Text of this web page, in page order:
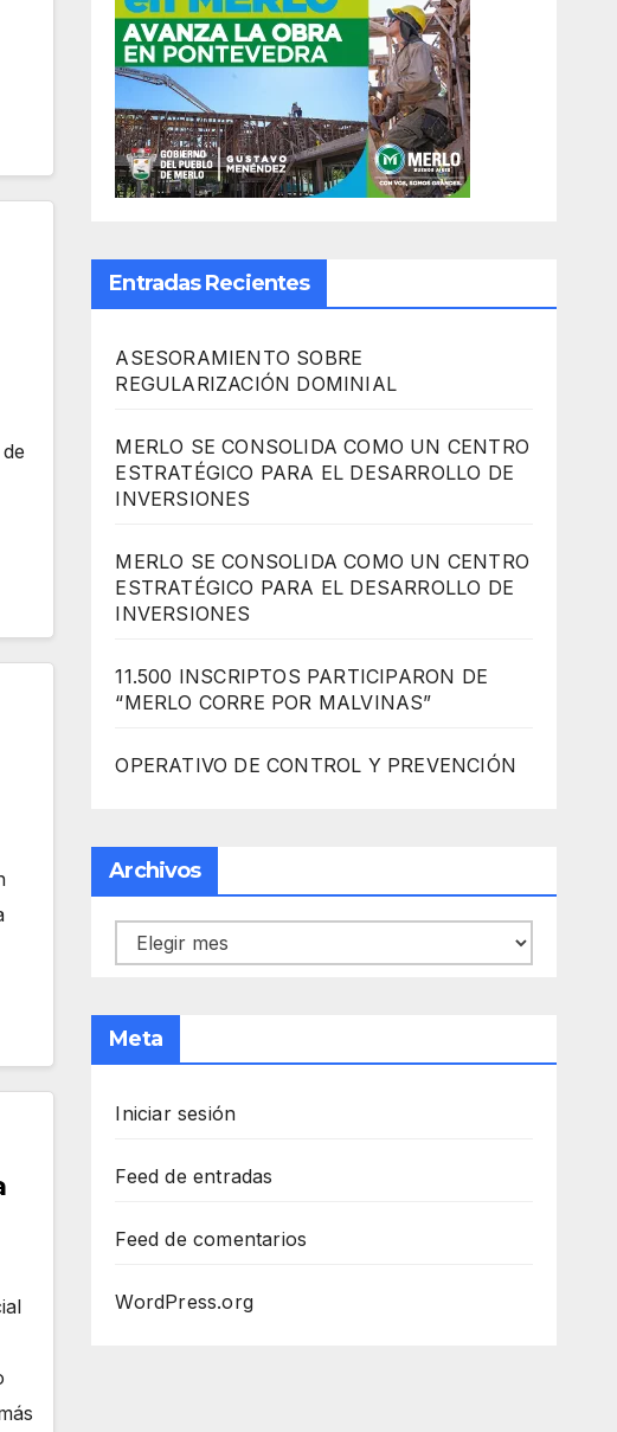
Entradas Recientes
ASESORAMIENTO SOBRE
REGULARIZACIÓN DOMINIAL
MERLO SE CONSOLIDA COMO UN CENTRO
ESTRATÉGICO PARA EL DESARROLLO DE
INVERSIONES
MERLO SE CONSOLIDA COMO UN CENTRO
ESTRATÉGICO PARA EL DESARROLLO DE
INVERSIONES
11.500 INSCRIPTOS PARTICIPARON DE
“MERLO CORRE POR MALVINAS”
OPERATIVO DE CONTROL Y PREVENCIÓN
Archivos
Archivos
Meta
Iniciar sesión
Feed de entradas
Feed de comentarios
WordPress.org